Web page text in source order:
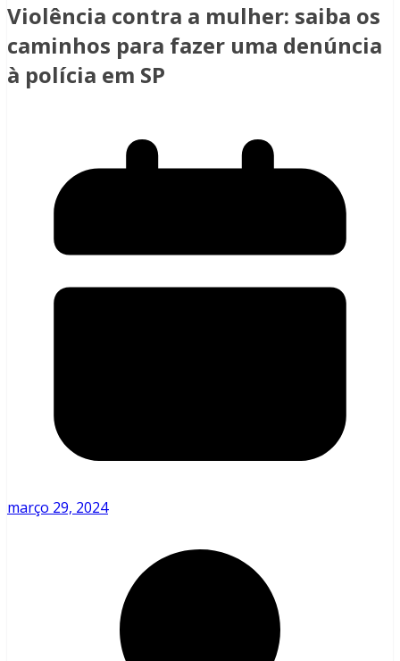
Violência contra a mulher: saiba os
caminhos para fazer uma denúncia
à polícia em SP
março 29, 2024